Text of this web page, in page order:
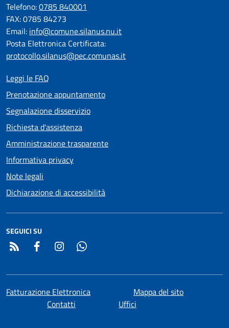
Telefono:0785 840001
FAX: 0785 84273
Email: info@comune.silanus.nu.it
Posta Elettronica Certificata:
protocollo.silanus@pec.comunas.it
Leggi le FAQ
Prenotazione appuntamento
Segnalazione disservizio
Richiesta d'assistenza
Amministrazione trasparente
Informativa privacy
Note legali
Dichiarazione di accessibilità
SEGUICI SU
RSS Facebook Instagram
Fatturazione Elettronica
Mappa del sito
Contatti
Uffici